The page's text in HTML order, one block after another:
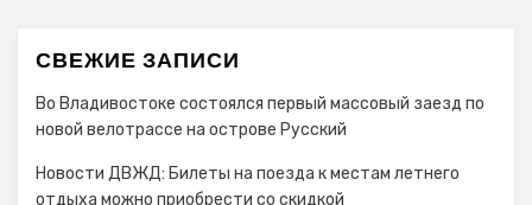
СВЕЖИЕ ЗАПИСИ
Во Владивостоке состоялся первый массовый заезд по
новой велотрассе на острове Русский
Новости ДВЖД: Билеты на поезда к местам летнего
отдыха можно приобрести со скидкой